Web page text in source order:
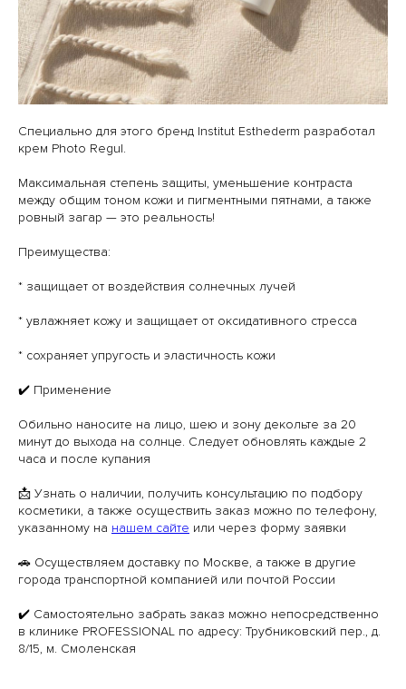
Специально для этого бренд Institut Esthederm разработал
крем Photo Regul.
Максимальная степень защиты, уменьшение контраста
между общим тоном кожи и пигментными пятнами, а также
ровный загар — это реальность!
Преимущества:
* защищает от воздействия солнечных лучей
* увлажняет кожу и защищает от оксидативного стресса
* сохраняет упругость и эластичность кожи
✔️ Применение
Обильно наносите на лицо, шею и зону декольте за 20
минут до выхода на солнце. Следует обновлять каждые 2
часа и после купания
📩 Узнать о наличии, получить консультацию по подбору
косметики, а также осуществить заказ можно по телефону,
указанному на нашем сайте или через форму заявки
🚗 Осуществляем доставку по Москве, а также в другие
города транспортной компанией или почтой России
✔️ Самостоятельно забрать заказ можно непосредственно
в клинике PROFESSIONAL по адресу: Трубниковский пер., д.
8/15, м. Смоленская